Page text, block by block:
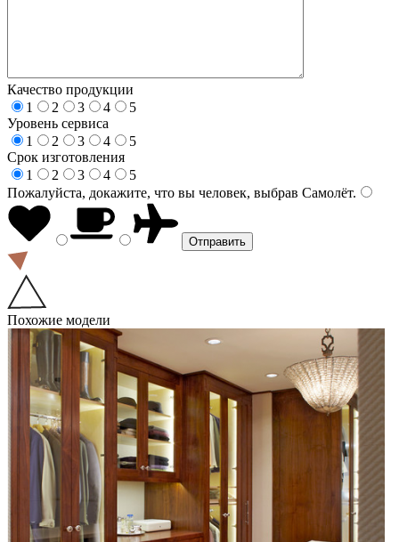
Качество продукции
1
2 3 4
5
Уровень сервиса
1
2 3 4
5
Срок изготовления
1
2 3 4
5
Пожалуйста, докажите, что вы человек, выбрав Самолёт.
Похожие модели